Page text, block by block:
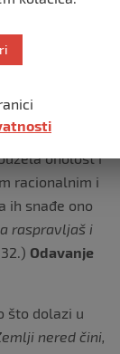
učinili,
onda kad
oholost i
racionalnim i
ih snađe ono
raspravljaš i
Odavanje
što dolazi u
nered čini,